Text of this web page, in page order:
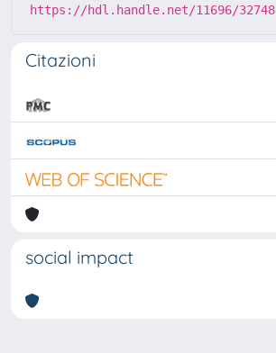
https://hdl.handle.net/11696/32748
Citazioni
social impact